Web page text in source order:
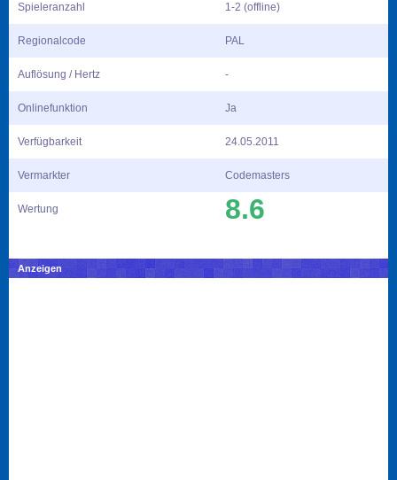
Spieleranzahl 1-2 (offline)
Regionalcode PAL
Auflösung / Hertz -
Onlinefunktion Ja
Verfügbarkeit 24.05.2011
Vermarkter Codemasters
Wertung 8.6
Anzeigen